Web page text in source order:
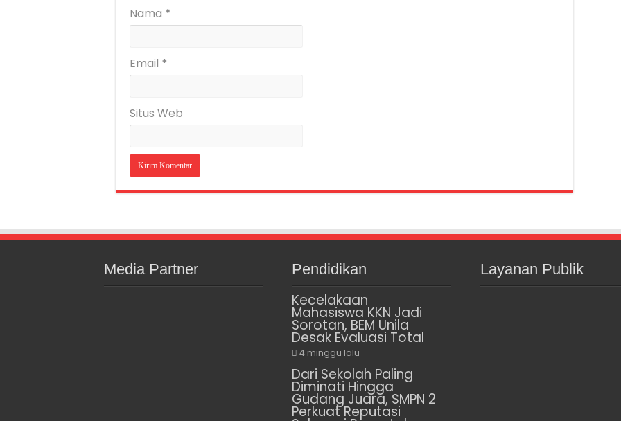
Nama *
Email *
Situs Web
Media Partner Pendidikan
Kecelakaan
Mahasiswa KKN Jadi
Sorotan, BEM Unila
Desak Evaluasi Total
4 minggu lalu
Dari Sekolah Paling
Diminati Hingga
Gudang Juara, SMPN 2
Perkuat Reputasi
Layanan Publik